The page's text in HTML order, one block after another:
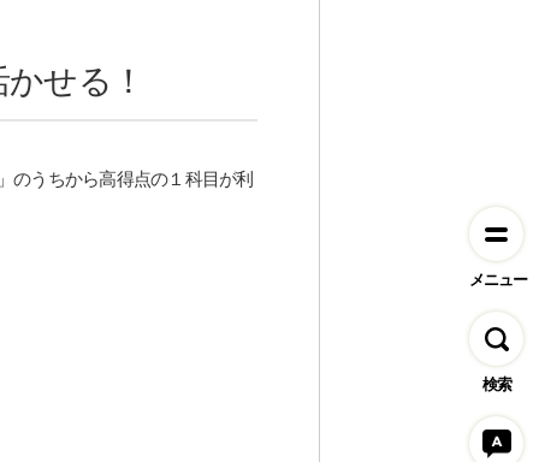
メニュー
検索
せる！
のうちから高得点の１科目が利